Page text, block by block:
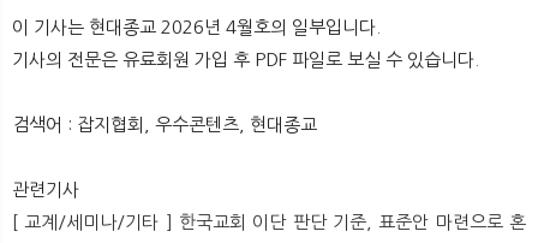
뉴
이 기사는 현대종교 2026년 4월호의 일부입니다.
기사의 전문은 유료회원 가입 후 PDF 파일로 보실 수 있습니다.
검색어 : 잡지협회, 우수콘텐츠, 현대종교
관련기사
[ 교계/세미나/기타 ] 한국교회 이단 판단 기준, 표준안 마련으로 혼